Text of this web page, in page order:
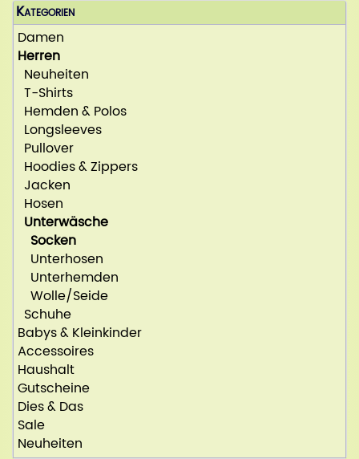
Kategorien
Damen
Herren
Neuheiten
T-Shirts
Hemden & Polos
Longsleeves
Pullover
Hoodies & Zippers
Jacken
Hosen
Unterwäsche
Socken
Unterhosen
Unterhemden
Wolle/Seide
Schuhe
Babys & Kleinkinder
Accessoires
Haushalt
Gutscheine
Dies & Das
Sale
Neuheiten